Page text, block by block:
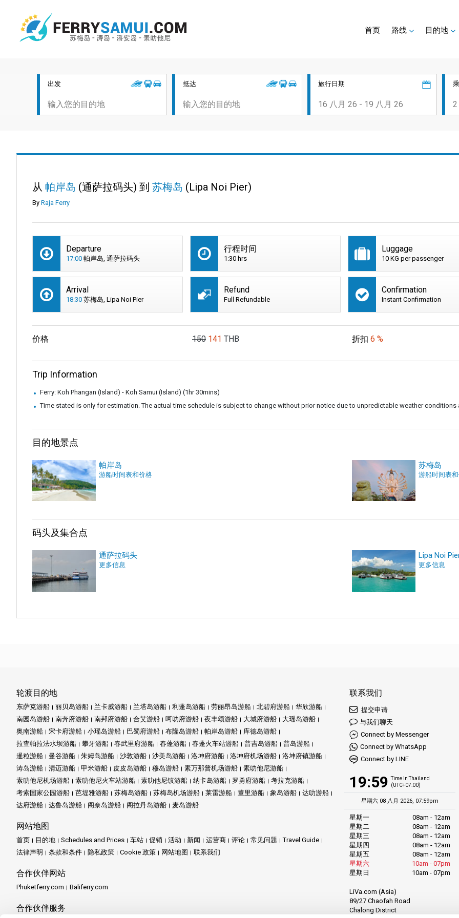
首页 路线 目的地
出发 抵达 旅行日期
从 帕岸岛 (通萨拉码头) 到 苏梅岛 (Lipa Noi Pier)
By Raja Ferry
Departure
17:00 帕岸岛, 通萨拉码头
行程时间
1:30 hrs
Luggage
10 KG per passenger
Arrival
18:30 苏梅岛, Lipa Noi Pier
Refund
Full Refundable
Confirmation
Instant Confirmation
价格 150 141 THB 折扣 6 %
Trip Information
Ferry: Koh Phangan (Island) - Koh Samui (Island) (1hr 30mins)
Time stated is only for estimation. The actual time schedule is subject to change without prior notice due to unpredictable weather
目的地景点
帕岸岛
游船时间表和价格
苏梅岛
游船时间表
码头及集合点
通萨拉码头
更多信息
Lipa Noi
更多信息
轮渡目的地
东萨克游船 丽贝岛游船 兰卡威游船 兰塔岛游船 利蓬岛游船 劳丽昂岛游船 北碧府游船
华欣游船
南园岛游船
南奔府游船 南邦府游船 合艾游船 呵叻府游船 夜丰颂游船 大城府游船
大瑶岛游船
奥南游船
宋卡府游船 小瑶岛游船 巴蜀府游船 布隆岛游船 帕岸岛游船
库德岛游船
拉查帕拉法水坝游船
攀牙游船 春武里府游船 春蓬游船 春蓬火车站游船 普吉岛游船
普岛游船
暹粒游船
曼谷游船 朱姆岛游船 沙敦游船 沙美岛游船 洛坤府游船 洛坤府机场游船
洛坤府镇游船
涛岛游船
清迈游船 甲米游船 皮皮岛游船 穆岛游船 素万那普机场游船
素叻他尼游船
素叻他尼机场游船
素叻他尼火车站游船 素叻他尼镇游船 纳卡岛游船 罗勇府游船
考拉克游船
考索国家公园游船
芭堤雅游船 苏梅岛游船 苏梅岛机场游船 莱雷游船 董里游船 象岛游船
达叻游船
达府游船
达鲁岛游船 阁奈岛游船 阁拉丹岛游船 麦岛游船
网站地图
首页 目的地 Schedules and Prices 车站 促销 活动 新闻 运营商 评论 常见问题
Travel Guide
法律声明
条款和条件 隐私政策 Cookie 政策 网站地图 联系我们
合作伙伴网站
Phuketferry.com Baliferry.com
合作伙伴服务
联系我们
提交申请
与我们聊天
Connect by Messenger
Connect by WhatsApp
Connect by LINE
19:59
Time in Thailand
(UTC+07:00)
星期六 08 八月 2026, 07:59pm
星期一
08am - 12am
星期二
08am - 12am
星期三
08am - 12am
星期四
08am - 12am
星期五
08am - 12am
星期六
10am - 07pm
星期日
10am - 07pm
LiVa.com (Asia)
89/27 Chaofah Road
Chalong District